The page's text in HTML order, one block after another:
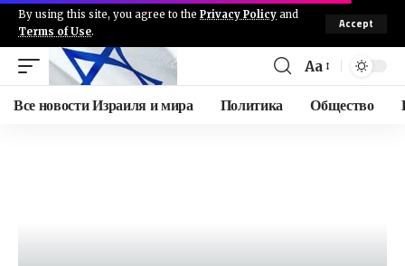
By using this site, you agree to the Privacy Policy and
Terms of Use.
Accept
Aa
Все новости Израиля и мира Политика Общество